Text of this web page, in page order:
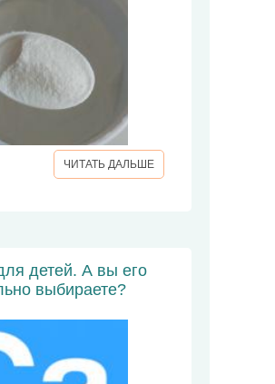
ЧИТАТЬ ДАЛЬШЕ
детей. А вы его
выбираете?